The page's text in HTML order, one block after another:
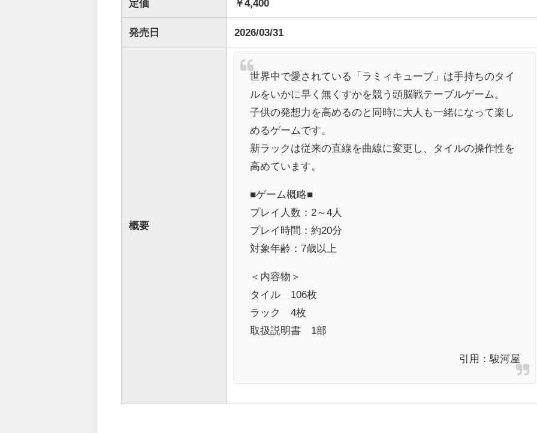
定価 ￥4,400
発売日 2026/03/31
概要
世界中で愛されている「ラミィキューブ」は手持ちのタイ
ルをいかに早く無くすかを競う頭脳戦テーブルゲーム。
子供の発想力を高めるのと同時に大人も一緒になって楽し
めるゲームです。
新ラックは従来の直線を曲線に変更し、タイルの操作性を
高めています。
■ゲーム概略■
プレイ人数：2～4人
プレイ時間：約20分
対象年齢：7歳以上
＜内容物＞
タイル 106枚
ラック 4枚
取扱説明書 1部
引用： 駿河屋